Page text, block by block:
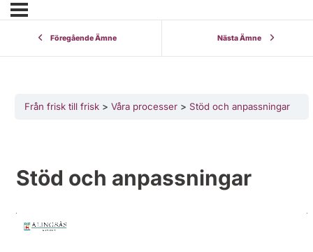
Föregående Ämne Nästa Ämne
Från frisk till frisk Våra processer Stöd och anpassningar
Stöd och anpassningar